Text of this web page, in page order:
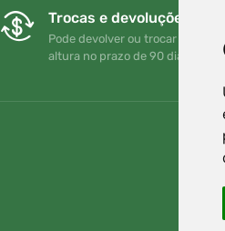
Trocas e devoluções
Pode devolver ou trocar a sua
altura no prazo de 90 dias